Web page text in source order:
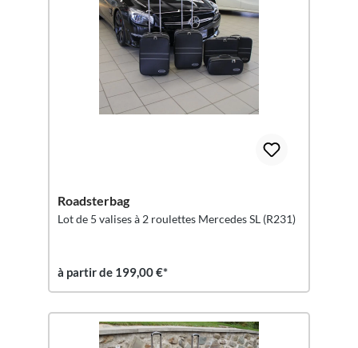
Roadsterbag
Lot de 5 valises à 2 roulettes Mercedes SL (R231)
à partir de 199,00 €*